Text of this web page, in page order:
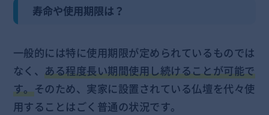
寿命や使用期限は？
一般的には特に使用期限が定められているものでは
なく、ある程度長い期間使用し続けることが可能で
す。そのため、実家に設置されている仏壇を代々使
用することはごく普通の状況です。